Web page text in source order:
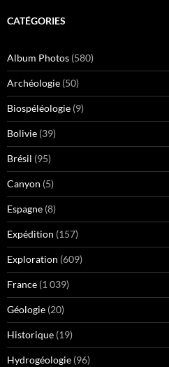
CATÉGORIES
Album Photos (580)
Archéologie (50)
Biospéléologie (9)
Bolivie (39)
Brésil (95)
Canyon (5)
Espagne (8)
Expédition (157)
Exploration (609)
France (1 039)
Géologie (20)
Historique (19)
Hydrogéologie (96)